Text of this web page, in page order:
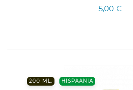
5,00 €
200 ML. HISPAANIA